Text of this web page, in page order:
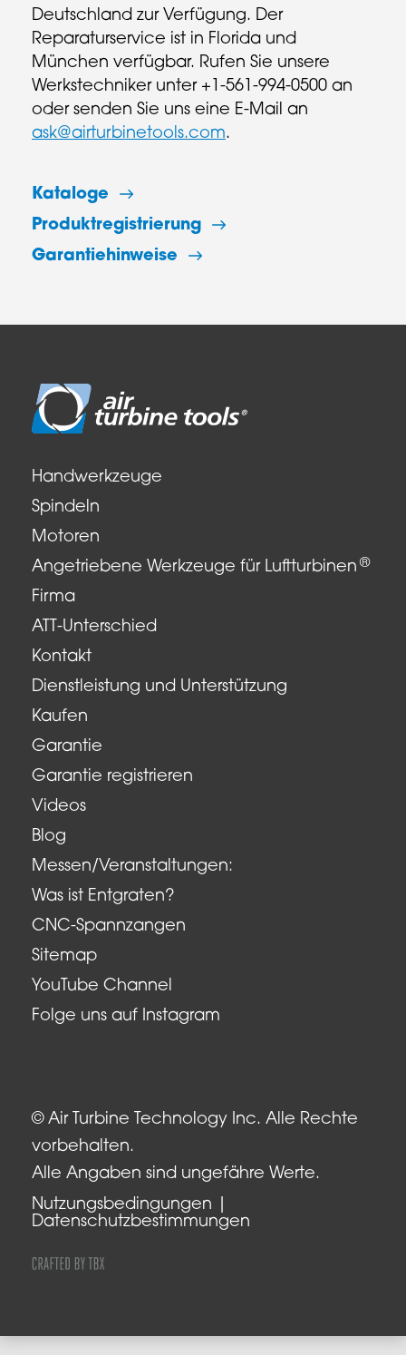
Deutschland zur Verfügung. Der
Reparaturservice ist in Florida und
München verfügbar. Rufen Sie unsere
Werkstechniker unter +1-561-994-0500 an
oder senden Sie uns eine E-Mail an
ask@airturbinetools.com.
Kataloge
Produktregistrierung
Garantiehinweise
Handwerkzeuge
Spindeln
Motoren
Angetriebene Werkzeuge für Luftturbinen ®
Firma
ATT-Unterschied
Kontakt
Dienstleistung und Unterstützung
Kaufen
Garantie
Garantie registrieren
Videos
Blog
Messen/Veranstaltungen:
Was ist Entgraten?
CNC-Spannzangen
Sitemap
YouTube Channel
Folge uns auf Instagram
© Air Turbine Technology Inc. Alle Rechte
vorbehalten.
Alle Angaben sind ungefähre Werte.
Nutzungsbedingungen
Datenschutzbestimmungen